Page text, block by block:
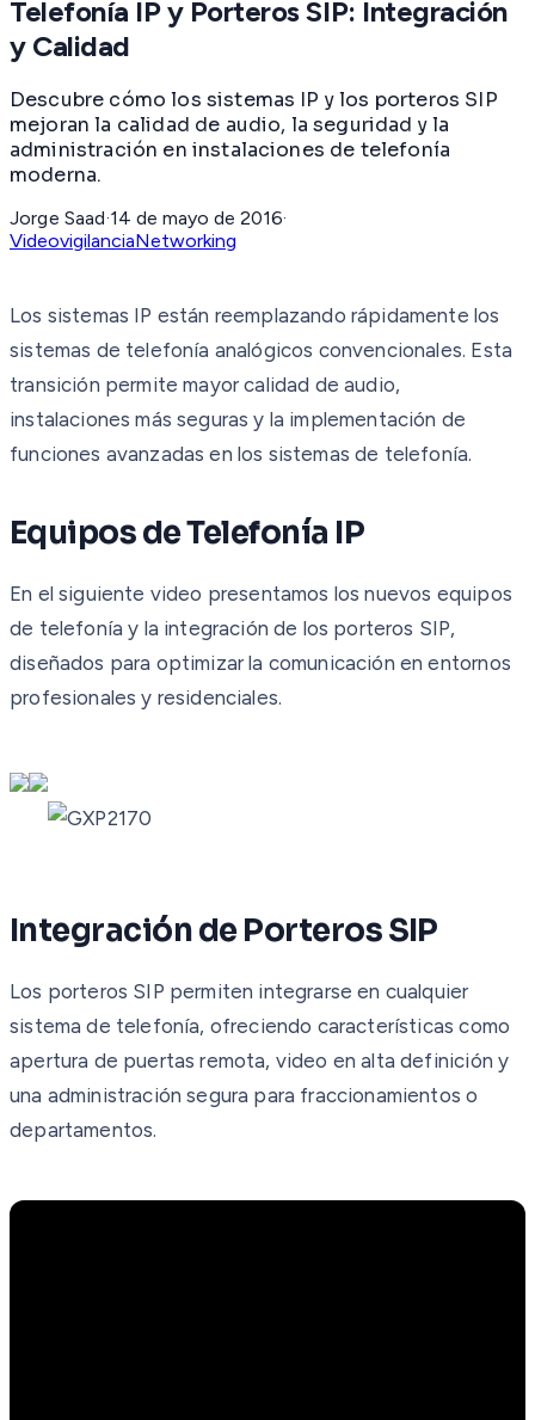
Telefonía IP y Porteros SIP: Integración
y Calidad
Descubre cómo los sistemas IP y los porteros SIP
mejoran la calidad de audio, la seguridad y la
administración en instalaciones de telefonía
moderna.
Jorge Saad·14 de mayo de 2016·
VideovigilanciaNetworking
Los sistemas IP están reemplazando rápidamente los
sistemas de telefonía analógicos convencionales. Esta
transición permite mayor calidad de audio,
instalaciones más seguras y la implementación de
funciones avanzadas en los sistemas de telefonía.
Equipos de Telefonía IP
En el siguiente video presentamos los nuevos equipos
de telefonía y la integración de los porteros SIP,
diseñados para optimizar la comunicación en entornos
profesionales y residenciales.
Integración de Porteros SIP
Los porteros SIP permiten integrarse en cualquier
sistema de telefonía, ofreciendo características como
apertura de puertas remota, video en alta definición y
una administración segura para fraccionamientos o
departamentos.